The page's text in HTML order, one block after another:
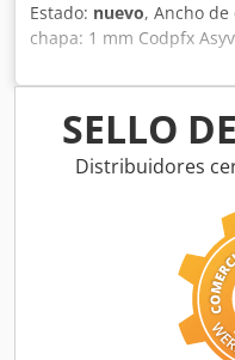
Estado: nuevo, Ancho de
chapa: 1 mm Codpfx
56 mm Dimensiones
Equipamiento: - Rodillo
Equipamiento especial:
SELLO
Distribuidores